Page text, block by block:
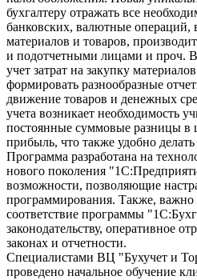
бухгалтеру отражать все
банковских, валютные операций,
материалов и товаров,
и подотчетными лицами и проч.
учет затрат на закупку
формировать разнообразные
движение товаров и денежных
учета возникает необходимость
постоянные суммовые разницы в
прибыль, что также удобно
Программа разработана на
нового поколения
возможности, позволяющие
программирования. Также, важно
соответствие программы
законодательству, оперативное
законах и отчетности.
Специалистами ВЦ "Бухучет и
проведено начальное обучение